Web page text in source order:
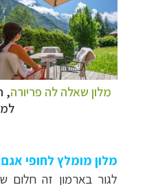
מלון שאלה לה פריורה,
מלון מומלץ לחופי
לגור בארמון זה